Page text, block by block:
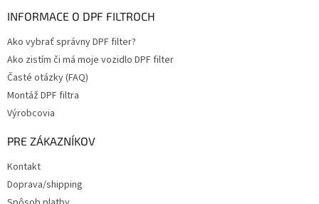
INFORMACE O DPF FILTROCH
Ako vybrať správny DPF filter?
Ako zistím či má moje vozidlo DPF filter
Časté otázky (FAQ)
Montáž DPF filtra
Výrobcovia
PRE ZÁKAZNÍKOV
Kontakt
Doprava/shipping